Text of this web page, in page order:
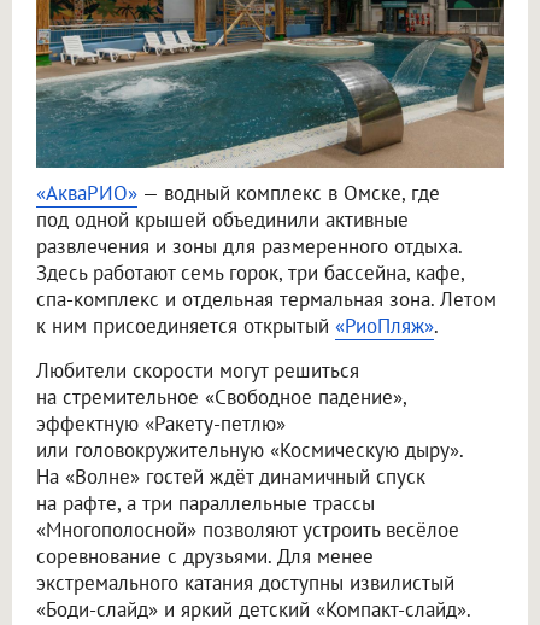
«АкваРИО» — водный комплекс в Омске, где
под одной крышей объединили активные
развлечения и зоны для размеренного отдыха.
Здесь работают семь горок, три бассейна, кафе,
спа-комплекс и отдельная термальная зона. Летом
к ним присоединяется открытый «РиоПляж».
Любители скорости могут решиться
на стремительное «Свободное падение»,
эффектную «Ракету-петлю»
или головокружительную «Космическую дыру».
На «Волне» гостей ждёт динамичный спуск
на рафте, а три параллельные трассы
«Многополосной» позволяют устроить весёлое
соревнование с друзьями. Для менее
экстремального катания доступны извилистый
«Боди-слайд» и яркий детский «Компакт-слайд».